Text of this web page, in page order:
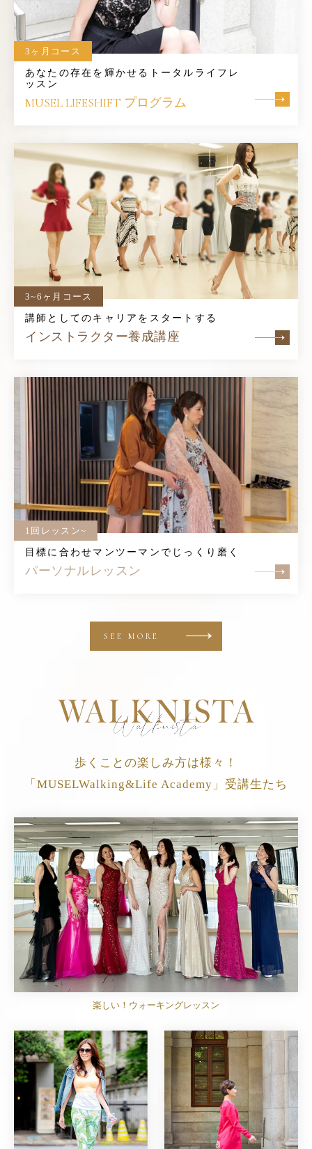
3ヶ月コース
あなたの存在を輝かせるトータルライフレ
ッスン
MUSEL LIFESHIFT プログラム
3~6ヶ月コース
講師としてのキャリアをスタートする
インストラクター養成講座
1回レッスン~
目標に合わせマンツーマンでじっくり磨く
パーソナルレッスン
SEE MORE
歩くことの楽しみ方は様々！
「MUSELWalking&Life Academy」受講生たち
楽しい！ウォーキングレッスン